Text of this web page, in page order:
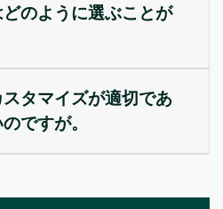
のように選ぶことが
タマイズが適切であ
ですが。